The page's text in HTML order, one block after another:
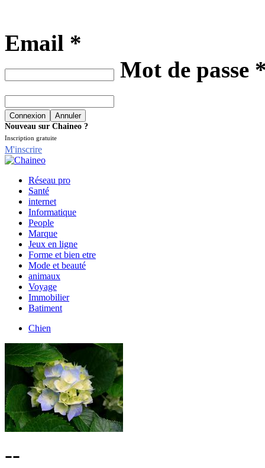
Email *
Mot de passe
Nouveau sur Chaineo ?
Inscription gratuite
M'inscrire
Réseau pro
Santé
internet
Informatique
People
Marque
Jeux en ligne
Forme et bien etre
Mode et beauté
animaux
Voyage
Immobilier
Batiment
Chien
--